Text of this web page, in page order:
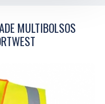
MULTIBOLSOS